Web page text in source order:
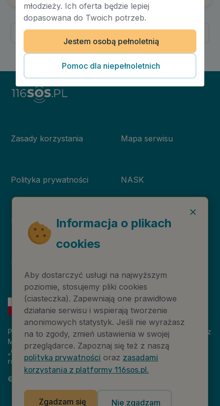
Zasady korzystania
Polityka prywatności
Deklaracja dostępności
Prawa autorskie
Mapa serwisu
NASK
Niebieska Linia
Platforma 116sos.pl jest finansowana z budżetu państwa, przez
Ministerstwo Cyfryzacji. Nazwa zadania publicznego:
„Człowiek w kryzysie – platforma wiedzy i komunikacji –
rozwój wsparcia”. Wartość projektu: 18 884 808,00 zł.
©
Informacja o plikach
cookies
Aby dostarczyć usługi na najwyższym
poziomie, stosujemy pliki cookies
(ciasteczka). Zapewniają one prawidłowe
działanie serwisu i wspierają tworzenie
anonimowych statystyk. Jeśli nie wyrażasz
na to zgody, zmień ustawienia w swojej
przeglądarce. Zapoznaj się też z naszą
polityką prywatności oraz zasadami
korzystania z platformy 116sos.pl.
Zgadzam się Nie zgadzam
młodzieży. Ich oferta będzie lepiej
dopasowana do Twoich potrzeb.
Jestem osobą pełnoletnią
Pomoc dla niepełnoletnich